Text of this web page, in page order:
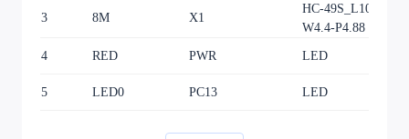
3 8M X1
HC-49S_L10.8-
W4.4-P4.88
4 RED PWR LED
5 LED0 PC13 LED